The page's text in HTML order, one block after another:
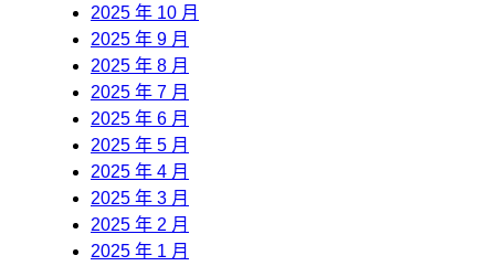
2025 年 10 月
2025 年 9 月
2025 年 8 月
2025 年 7 月
2025 年 6 月
2025 年 5 月
2025 年 4 月
2025 年 3 月
2025 年 2 月
2025 年 1 月